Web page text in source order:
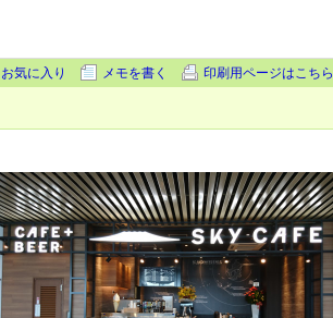
お気に入り メモを書く 印刷用ページはこちら